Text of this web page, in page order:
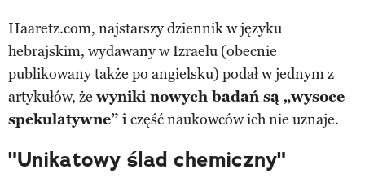
Haaretz.com, najstarszy dziennik w języku
hebrajskim, wydawany w Izraelu (obecnie
publikowany także po angielsku) podał w jednym z
artykułów, że wyniki nowych badań są „wysoce
spekulatywne” iczęść naukowców ich nie uznaje.
"Unikatowy ślad chemiczny"